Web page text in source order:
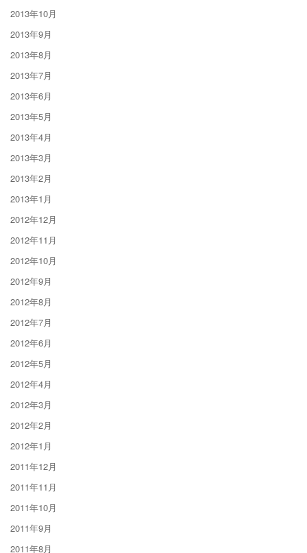
2013年10月
2013年9月
2013年8月
2013年7月
2013年6月
2013年5月
2013年4月
2013年3月
2013年2月
2013年1月
2012年12月
2012年11月
2012年10月
2012年9月
2012年8月
2012年7月
2012年6月
2012年5月
2012年4月
2012年3月
2012年2月
2012年1月
2011年12月
2011年11月
2011年10月
2011年9月
2011年8月